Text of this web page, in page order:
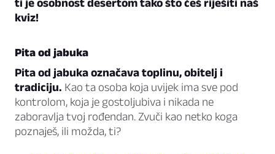
ti je osobnost desertom tako što ćeš riješiti naš
kviz!
Pita od jabuka
Pita od jabuka označava toplinu, obitelj i
tradiciju. Kao ta osoba koja uvijek ima sve pod
kontrolom, koja je gostoljubiva i nikada ne
zaboravlja tvoj rođendan. Zvuči kao netko koga
poznaješ, ili možda, ti?